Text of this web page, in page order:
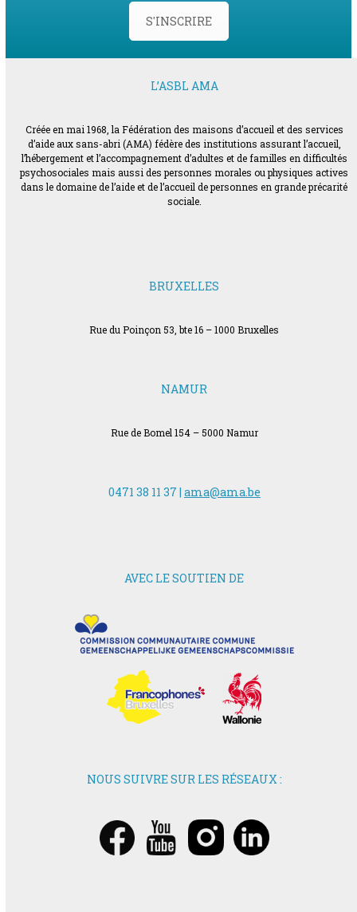
S'INSCRIRE
L’ASBL AMA
Créée en mai 1968, la Fédération des maisons d’accueil et des services
d’aide aux sans-abri (AMA) fédère des institutions assurant l’accueil,
l’hébergement et l’accompagnement d’adultes et de familles en difficultés
psychosociales mais aussi des personnes morales ou physiques actives
dans le domaine de l’aide et de l’accueil de personnes en grande précarité
sociale.
BRUXELLES
Rue du Poinçon 53, bte 16 – 1000 Bruxelles
NAMUR
Rue de Bomel 154 – 5000 Namur
0471 38 11 37 | ama@ama.be
AVEC LE SOUTIEN DE
NOUS SUIVRE SUR LES RÉSEAUX :